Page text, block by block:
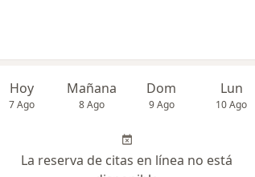
Hoy
7 Ago
Mañana
8 Ago
Dom
9 Ago
Lun
10 Ago
La reserva de citas en línea no está